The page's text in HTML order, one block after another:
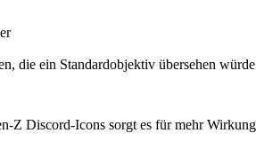
die ein Standardobjektiv übersehen würde
Z Discord-Icons sorgt es für mehr